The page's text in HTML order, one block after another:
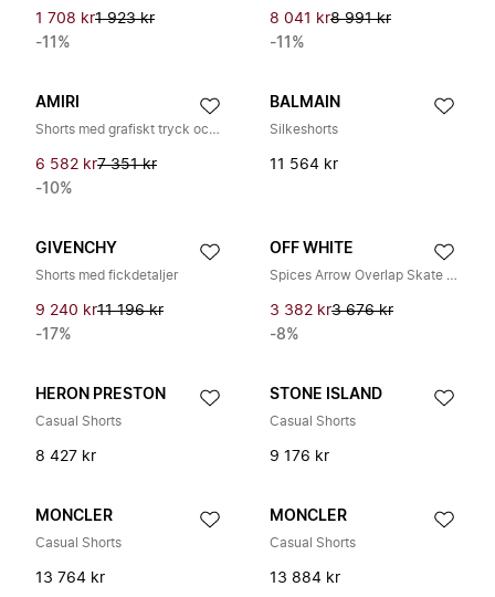
1 708 kr1 923 kr
-11%
8 041 kr8 991 kr
-11%
AMIRI
Shorts med grafiskt tryck och dragsko
6 582 kr7 351 kr
-10%
BALMAIN
Silkeshorts
11 564 kr
GIVENCHY
Shorts med fickdetaljer
9 240 kr11 196 kr
-17%
OFF WHITE
Spices Arrow Overlap Skate Bermuda Shorts
3 382 kr3 676 kr
-8%
HERON PRESTON
Casual Shorts
8 427 kr
STONE ISLAND
Casual Shorts
9 176 kr
MONCLER
Casual Shorts
13 764 kr
MONCLER
Casual Shorts
13 884 kr